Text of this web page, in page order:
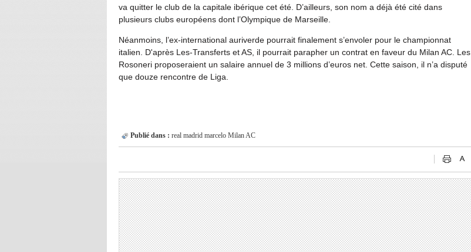
va quitter le club de la capitale ibérique cet été. D’ailleurs, son nom a déjà été cité dans
plusieurs clubs européens dont l’Olympique de Marseille.
Néanmoins, l’ex-international auriverde pourrait finalement s’envoler pour le championnat
italien. D'après Les-Transferts et AS, il pourrait parapher un contrat en faveur du Milan AC. Les
Rosoneri proposeraient un salaire annuel de 3 millions d’euros net. Cette saison, il n’a disputé
que douze rencontre de Liga.
Publié dans : real madrid marcelo Milan AC